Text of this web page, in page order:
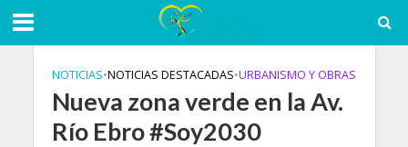
NOTICIAS•NOTICIAS DESTACADAS•URBANISMO Y OBRAS
Nueva zona verde en la Av.
Río Ebro #Soy2030